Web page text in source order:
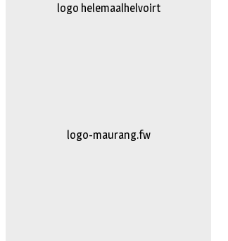
logo truckertruck 2023.fw
johan